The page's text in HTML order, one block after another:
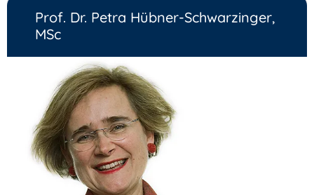
Prof. Dr. Petra Hübner-Schwarzinger,
MSc